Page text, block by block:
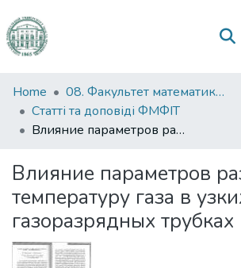
Communities
&
Collections
Statistics
Home
08. Факультет математики, фізики та інформаційних технологій
Статті та доповіді ФМФІТ
Влияние параметров разряда на температуру газа в узких газоразрядных трубках
Влияние параметров
температуру газа в
газоразрядных трубках